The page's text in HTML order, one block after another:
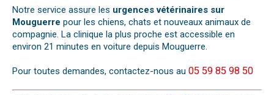
Notre service assure les urgences vétérinaires sur
Mouguerre pour les chiens, chats et nouveaux animaux de
compagnie. La clinique la plus proche est accessible en
environ 21 minutes en voiture depuis Mouguerre.
Pour toutes demandes, contactez-nous au 05 59 85 98 50